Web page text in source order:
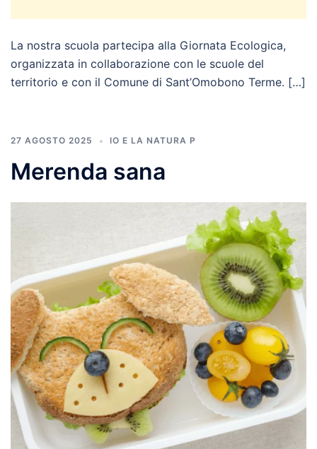
La nostra scuola partecipa alla Giornata Ecologica,
organizzata in collaborazione con le scuole del
territorio e con il Comune di Sant’Omobono Terme. […]
27 AGOSTO 2025 IO E LA NATURA P
Merenda sana